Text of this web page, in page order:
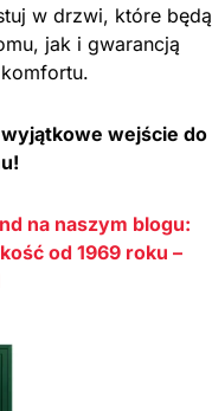
w drzwi, które będą
jak i gwarancją
wejście do
na naszym blogu:
od 1969 roku –